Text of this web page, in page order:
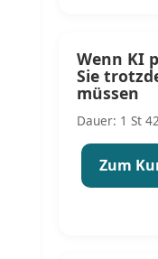
Wenn KI
Sie
müssen
Dauer: 1 St
Zum